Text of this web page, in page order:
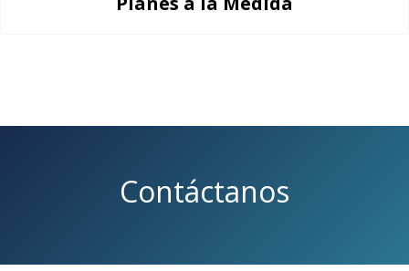
Contáctanos